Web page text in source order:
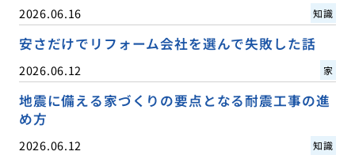
2026.06.16 知識
安さだけでリフォーム会社を選んで失敗した話
2026.06.12 家
地震に備える家づくりの要点となる耐震工事の進
め方
2026.06.12 知識